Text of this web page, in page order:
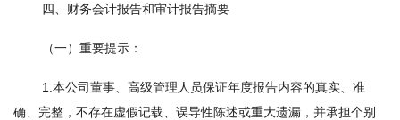
四、财务会计报告和审计报告摘要
（一）重要提示：
1.本公司董事、高级管理人员保证年度报告内容的真实、准
确、完整，不存在虚假记载、误导性陈述或重大遗漏，并承担个别